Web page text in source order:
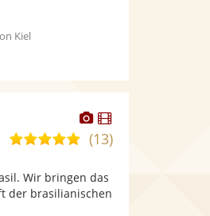
Kiel
Dieser
Künstler
stellt
Fotos
bereit.
Dieser
Künstler
5,0
5
Sternen
(13)
Wir bringen das
der brasilianischen